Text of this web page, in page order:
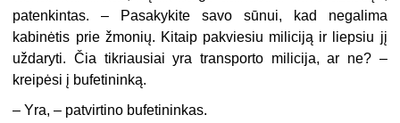
patenkintas. – Pasakykite savo sūnui, kad negalima
kabinėtis prie žmonių. Kitaip pakviesiu miliciją ir liepsiu jį
uždaryti. Čia tikriausiai yra transporto milicija, ar ne? –
kreipėsi į bufetininką.
– Yra, – patvirtino bufetininkas.